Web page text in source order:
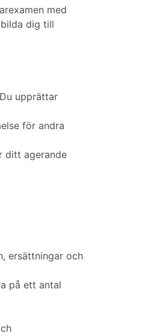
med
dig till
upprättar
för andra
ditt agerande
ersättningar och
på ett antal